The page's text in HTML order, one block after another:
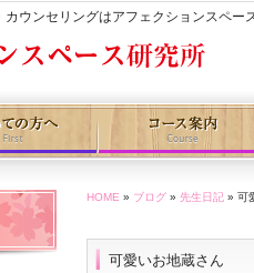
ウンセリングはアフェクションスペー
HOME » ブログ » 先生日記 » 可
可愛いお地蔵さん